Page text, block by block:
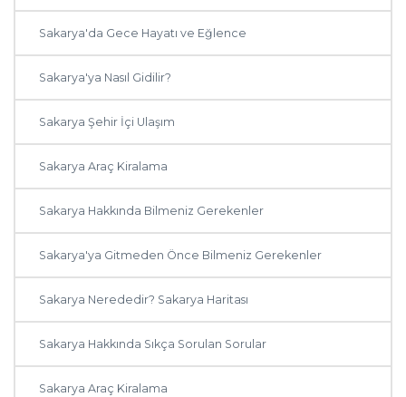
Sakarya'da Gece Hayatı ve Eğlence
Sakarya'ya Nasıl Gidilir?
Sakarya Şehir İçi Ulaşım
Sakarya Araç Kiralama
Sakarya Hakkında Bilmeniz Gerekenler
Sakarya'ya Gitmeden Önce Bilmeniz Gerekenler
Sakarya Nerededir? Sakarya Haritası
Sakarya Hakkında Sıkça Sorulan Sorular
Sakarya Araç Kiralama